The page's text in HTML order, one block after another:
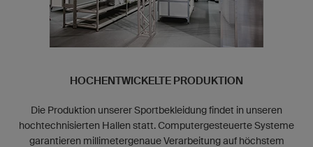
HOCHENTWICKELTE PRODUKTION
Die Produktion unserer Sportbekleidung findet in unseren
hochtechnisierten Hallen statt. Computergesteuerte Systeme
garantieren millimetergenaue Verarbeitung auf höchstem